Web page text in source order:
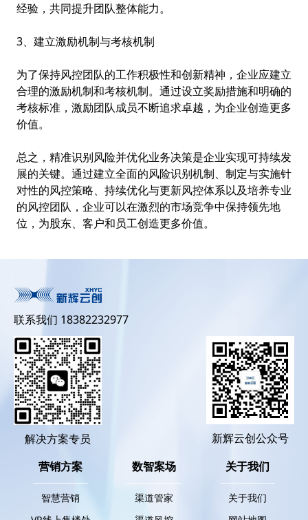
经验，共同提升团队整体能力。
3、建立激励机制与考核机制
为了保持风控团队的工作积极性和创新精神，企业应建立
合理的激励机制和考核机制。通过设立奖励措施和明确的
考核标准，激励团队成员不断追求卓越，为企业创造更多
价值。
总之，精准识别风险并优化业务决策是企业实现可持续发
展的关键。通过建立全面的风险识别机制、制定与实施针
对性的风控策略、持续优化与更新风控体系以及培养专业
的风控团队，企业可以在激烈的市场竞争中保持领先地
位，为股东、客户和员工创造更多价值。
联系我们 18382232977
解决方案专员
新辉云创公众号
营销方案
智慧营销
数智案场
渠道管家
关于我们
关于我们